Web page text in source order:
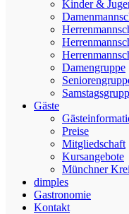
Kinder &
Damengruppe
Gäste
Preise
Mitgliedschaft
Kursangebote
Münchner
dimples
Gastronomie
Kontakt